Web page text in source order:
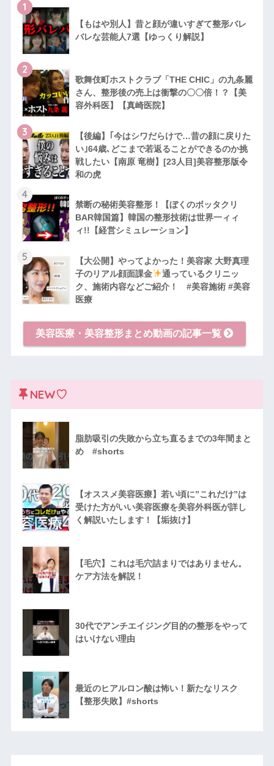
1
【もはや別人】昔と顔が違いすぎて整形バレ
バレな芸能人7選【ゆっくり解説】
2
歌舞伎町ホストクラブ「THE CHIC」の九条麗
さん、整形後の売上は衝撃の〇〇倍！？【美
容外科医】【真崎医院】
3
【後編】｢今はシワだらけで…昔の顔に戻りた
い｣64歳､どこまで若返ることができるのか挑
戦したい【南原 竜樹】[23人目]美容整形版令
和の虎
4
禁断の秘術美容整形！【ぼくのボッタクリ
BAR韓国篇】韓国の整形技術は世界一ィィ
ィ!!【経営シミュレーション】
5
【大公開】やってよかった！美容家 大野真理
子のリアル顔面課金
通っているクリニッ
ク、施術内容などご紹介！ #美容施術 #美容
医療
美容医療・美容整形まとめ動画の記事一覧
NEW♡
脂肪吸引の失敗から立ち直るまでの3年間まと
め #shorts
【オススメ美容医療】若い頃に”これだけ”は
受けた方がいい美容医療を美容外科医が詳し
く解説いたします！【垢抜け】
【毛穴】これは毛穴詰まりではありません。
ケア方法を解説！
30代でアンチエイジング目的の整形をやって
はいけない理由
最近のヒアルロン酸は怖い！新たなリスク
【整形失敗】#shorts